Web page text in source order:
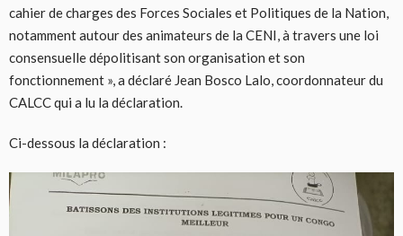
cahier de charges des Forces Sociales et Politiques de la Nation,
notamment autour des animateurs de la CENI, à travers une loi
consensuelle dépolitisant son organisation et son
fonctionnement », a déclaré Jean Bosco Lalo, coordonnateur du
CALCC qui a lu la déclaration.
Ci-dessous la déclaration :